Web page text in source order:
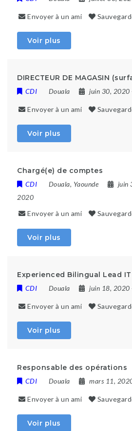
Envoyer à un ami
Voir plus
DIRECTEUR DE MAGASIN
CDI Douala juin 30, 2020
Envoyer à un ami
Voir plus
Chargé(e) de comptes
CDI Douala, Yaounde juin
2020
Envoyer à un ami
Voir plus
Experienced Bilingual Lead
CDI Douala juin 18, 2020
Envoyer à un ami
Voir plus
Responsable des opérations
CDI Douala mars 11,
Envoyer à un ami
Voir plus